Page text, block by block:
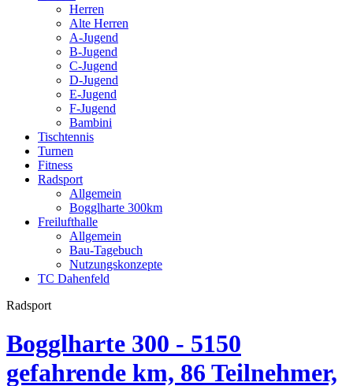
Herren
Alte Herren
A-Jugend
B-Jugend
C-Jugend
D-Jugend
E-Jugend
F-Jugend
Bambini
Tischtennis
Turnen
Fitness
Radsport
Allgemein
Bogglharte 300km
Freilufthalle
Allgemein
Bau-Tagebuch
Nutzungskonzepte
TC Dahenfeld
Radsport
Bogglharte 300 - 5150
gefahrende km, 86 Teilnehmer,